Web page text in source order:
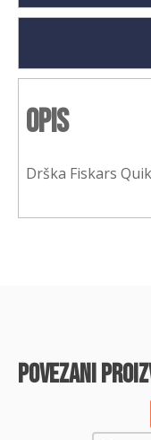
Opis
Drška Fiskars
povezani